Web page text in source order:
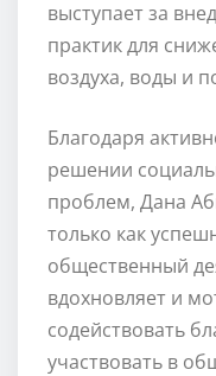
выступает за
практик для
воздуха, воды и
Благодаря
решении
проблем, Дана
только как
общественный
вдохновляет и
содействовать
участвовать в